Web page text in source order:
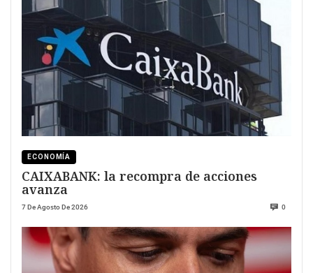
ECONOMÍA
CAIXABANK: la recompra de acciones
avanza
7 De Agosto De 2026 0